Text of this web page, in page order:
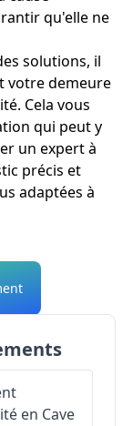
qu'elle ne
solutions, il
votre demeure
Cela vous
qui peut y
un expert à
précis et
adaptées à
en Cave